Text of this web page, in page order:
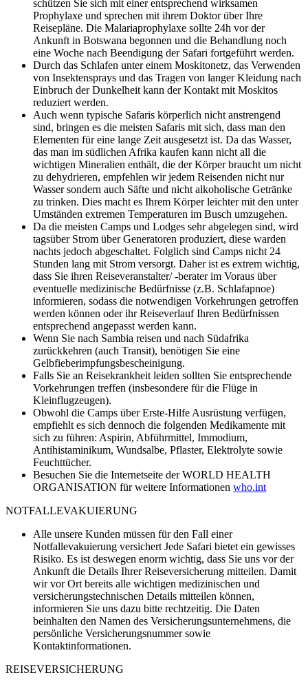
schützen Sie sich mit einer entsprechend wirksamen
Prophylaxe und sprechen mit ihrem Doktor über Ihre
Reisepläne. Die Malariaprophylaxe sollte 24h vor der
Ankunft in Botswana begonnen und die Behandlung noch
eine Woche nach Beendigung der Safari fortgeführt werden.
Durch das Schlafen unter einem Moskitonetz, das Verwenden
von Insektensprays und das Tragen von langer Kleidung nach
Einbruch der Dunkelheit kann der Kontakt mit Moskitos
reduziert werden.
Auch wenn typische Safaris körperlich nicht anstrengend
sind, bringen es die meisten Safaris mit sich, dass man den
Elementen für eine lange Zeit ausgesetzt ist. Da das Wasser,
das man im südlichen Afrika kaufen kann nicht all die
wichtigen Mineralien enthält, die der Körper braucht um nicht
zu dehydrieren, empfehlen wir jedem Reisenden nicht nur
Wasser sondern auch Säfte und nicht alkoholische Getränke
zu trinken. Dies macht es Ihrem Körper leichter mit den unter
Umständen extremen Temperaturen im Busch umzugehen.
Da die meisten Camps und Lodges sehr abgelegen sind, wird
tagsüber Strom über Generatoren produziert, diese warden
nachts jedoch abgeschaltet. Folglich sind Camps nicht 24
Stunden lang mit Strom versorgt. Daher ist es extrem wichtig,
dass Sie ihren Reiseveranstalter/ -berater im Voraus über
eventuelle medizinische Bedürfnisse (z.B. Schlafapnoe)
informieren, sodass die notwendigen Vorkehrungen getroffen
werden können oder ihr Reiseverlauf Ihren Bedürfnissen
entsprechend angepasst werden kann.
Wenn Sie nach Sambia reisen und nach Südafrika
zurückkehren (auch Transit), benötigen Sie eine
Gelbfieberimpfungsbescheinigung.
Falls Sie an Reisekrankheit leiden sollten Sie entsprechende
Vorkehrungen treffen (insbesondere für die Flüge in
Kleinflugzeugen).
Obwohl die Camps über Erste-Hilfe Ausrüstung verfügen,
empfiehlt es sich dennoch die folgenden Medikamente mit
sich zu führen: Aspirin, Abführmittel, Immodium,
Antihistaminikum, Wundsalbe, Pflaster, Elektrolyte sowie
Feuchttücher.
Besuchen Sie die Internetseite der WORLD HEALTH
ORGANISATION für weitere Informationen who.int
NOTFALLEVAKUIERUNG
Alle unsere Kunden müssen für den Fall einer
Notfallevakuierung versichert Jede Safari bietet ein gewisses
Risiko. Es ist deswegen enorm wichtig, dass Sie uns vor der
Ankunft die Details Ihrer Reiseversicherung mitteilen. Damit
wir vor Ort bereits alle wichtigen medizinischen und
versicherungstechnischen Details mitteilen können,
informieren Sie uns dazu bitte rechtzeitig. Die Daten
beinhalten den Namen des Versicherungsunternehmens, die
persönliche Versicherungsnummer sowie
Kontaktinformationen.
REISEVERSICHERUNG